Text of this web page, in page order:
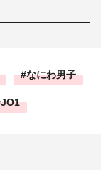
なにわ男子
JO1